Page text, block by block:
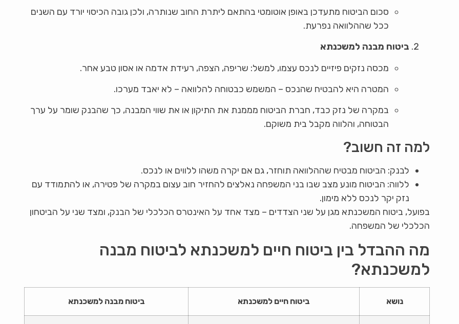
סכום הביטוח מתעדכן באופן אוטומטי בהתאם ליתרת החוב שנותרה, ולכן גובה הכיסוי יורד עם השנים
ככל שההלוואה נפרעת.
ביטוח מבנה למשכנתא
מכסה נזקים פיזיים לנכס עצמו, למשל: שריפה, הצפה, רעידת אדמה או אסון טבע אחר.
המטרה היא להבטיח שהנכס – המשמש כבטוחה להלוואה – לא יאבד מערכו.
במקרה של נזק כבד, חברת הביטוח מממנת את התיקון או את שווי המבנה, כך שהבנק שומר על ערך
הבטוחה, והלווה מקבל בית משוקם.
למה זה חשוב?
לבנק: הביטוח מבטיח שההלוואה תוחזר, גם אם יקרה משהו ללווים או לנכס.
ללווה: הביטוח מונע מצב שבו בני המשפחה נאלצים להחזיר חוב עצום במקרה של פטירה, או להתמודד עם
נזק יקר לנכס ללא מימון.
בפועל, ביטוח המשכנתא מגן על שני הצדדים – מצד אחד על האינטרס הכלכלי של הבנק, ומצד שני על הביטחון
הכלכלי של המשפחה.
מה ההבדל בין ביטוח חיים למשכנתא לביטוח מבנה
למשכנתא?
נושא ביטוח חיים למשכנתא ביטוח מבנה למשכנתא